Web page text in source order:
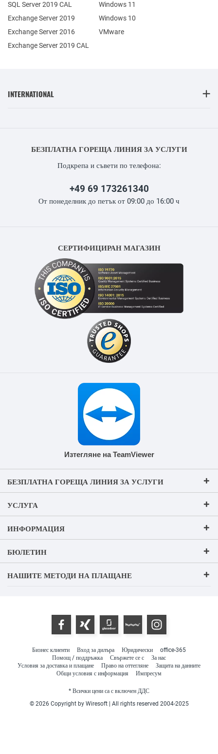
Exchange Server 2019
Exchange Server 2016
SQL Server 2019 CAL
Exchange Server 2019 CAL
Windows 11
Windows 10
VMware
INTERNATIONAL
БЕЗПЛАТНА ГОРЕЩА ЛИНИЯ ЗА УСЛУГИ
Подкрепа и съвети по телефона:
+49 69 173261340
От понеделник до петък от 09:00 до 16:00 ч
СЕРТИФИЦИРАН МАГАЗИН
Изтегляне на TeamViewer
БЕЗПЛАТНА ГОРЕЩА ЛИНИЯ ЗА УСЛУГИ
УСЛУГА
ИНФОРМАЦИЯ
БЮЛЕТИН
НАШИТЕ МЕТОДИ НА ПЛАЩАНЕ
Бизнес клиенти Вход за дилъра Юридически
office-365
Помощ / поддръжка
Свържете се с
За нас
Условия за доставка и плащане
Право на оттегляне
Защита на данните
Общи условия с информация
Импресум
* Всички цени са с включен ДДС
© 2026 Copyright by Wiresoft | All rights reserved 2004-2025